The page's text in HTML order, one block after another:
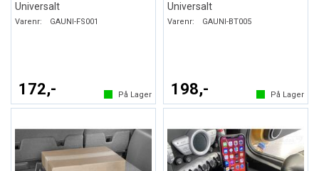
Universalt
Varenr: GAUNI-FS001
172,- På Lager
Universalt
Varenr: GAUNI-BT005
198,- På Lager